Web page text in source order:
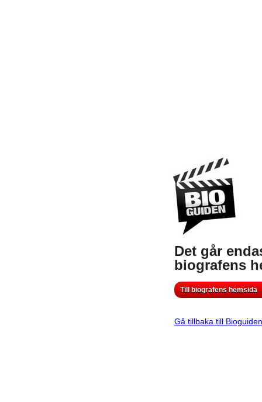
Det går
biografens
Till biografens hemsida
Gå tillbaka till Bioguiden